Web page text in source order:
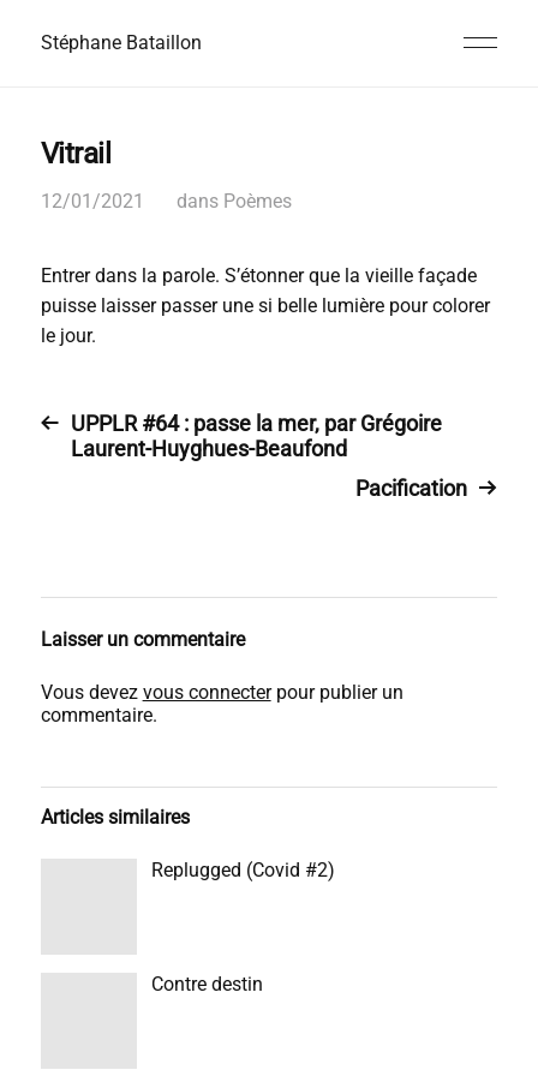
Stéphane Bataillon
Vitrail
12/01/2021 dans Poèmes
Entrer dans la parole. S’étonner que la vieille façade
puisse laisser passer une si belle lumière pour colorer
le jour.
UPPLR #64 : passe la mer, par Grégoire
Laurent-Huyghues-Beaufond
Pacification
Laisser un commentaire
Vous devez vous connecterpour publier un
commentaire.
Articles similaires
Replugged (Covid #2)
Contre destin